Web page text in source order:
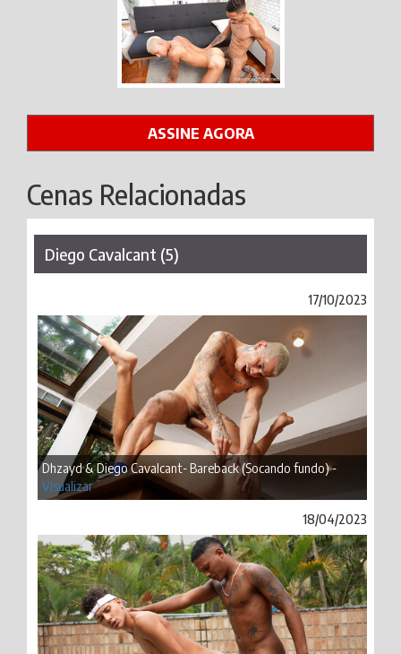
ASSINE AGORA
Cenas Relacionadas
Diego Cavalcant (5)
17/10/2023
Dhzayd & Diego Cavalcant- Bareback (Socando fundo) -
Visualizar
18/04/2023